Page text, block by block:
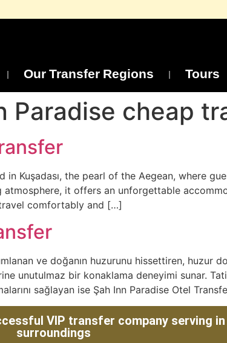
Our Transfer Regions Tours
Paradise cheap
Kuşadası, the pearl of the Aegean, where
it offers an unforgettable
comfortably and […]
ve doğanın huzurunu hissettiren, huzur
unutulmaz bir konaklama deneyimi sunar.
sağlayan ise Şah Inn Paradise Otel
VIP transfer company serving
surroundings